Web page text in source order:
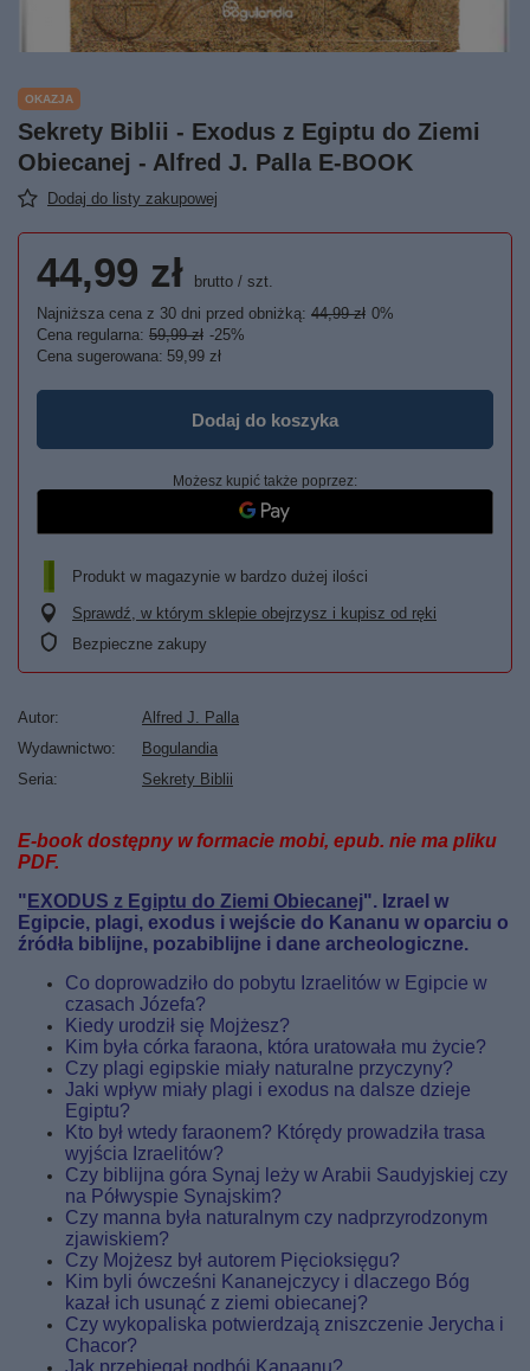
OKAZJA
Sekrety Biblii - Exodus z Egiptu do Ziemi
Obiecanej - Alfred J. Palla E-BOOK
Dodaj do listy zakupowej
44,99 zł brutto / szt.
Najniższa cena z 30 dni przed obniżką: 44,99 zł 0%
Cena regularna: 59,99 zł -25%
Cena sugerowana: 59,99 zł
Dodaj do koszyka
Możesz kupić także poprzez:
Produkt w magazynie w bardzo dużej ilości
Sprawdź, w którym sklepie obejrzysz i kupisz od ręki
Bezpieczne zakupy
Autor
Alfred J. Palla
Wydawnictwo
Bogulandia
Seria
Sekrety Biblii
E-book dostępny w formacie mobi, epub. nie ma pliku
PDF.
" EXODUS z Egiptu do Ziemi Obiecanej". Izrael w
Egipcie, plagi, exodus i wejście do Kananu w oparciu o
źródła biblijne, pozabiblijne i dane archeologiczne.
Co doprowadziło do pobytu Izraelitów w Egipcie w
czasach Józefa?
Kiedy urodził się Mojżesz?
Kim była córka faraona, która uratowała mu życie?
Czy plagi egipskie miały naturalne przyczyny?
Jaki wpływ miały plagi i exodus na dalsze dzieje
Egiptu?
Kto był wtedy faraonem? Którędy prowadziła trasa
wyjścia Izraelitów?
Czy biblijna góra Synaj leży w Arabii Saudyjskiej czy
na Półwyspie Synajskim?
Czy manna była naturalnym czy nadprzyrodzonym
zjawiskiem?
Czy Mojżesz był autorem Pięcioksięgu?
Kim byli ówcześni Kananejczycy i dlaczego Bóg
kazał ich usunąć z ziemi obiecanej?
Czy wykopaliska potwierdzają zniszczenie Jerycha i
Chacor?
Jak przebiegał podbój Kanaanu?